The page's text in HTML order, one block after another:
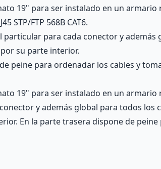
19" para ser instalado en un armario
STP/FTP 568B CAT6.
particular para cada conector y
su parte interior.
peine para ordenadar los cables y
19" para ser instalado en un armario
y además global para todos
En la parte trasera dispone de